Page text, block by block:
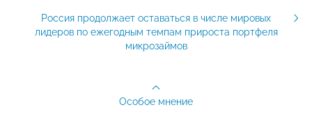
Россия продолжает оставаться в числе мировых
лидеров по ежегодным темпам прироста портфеля
микрозаймов
Особое мнение